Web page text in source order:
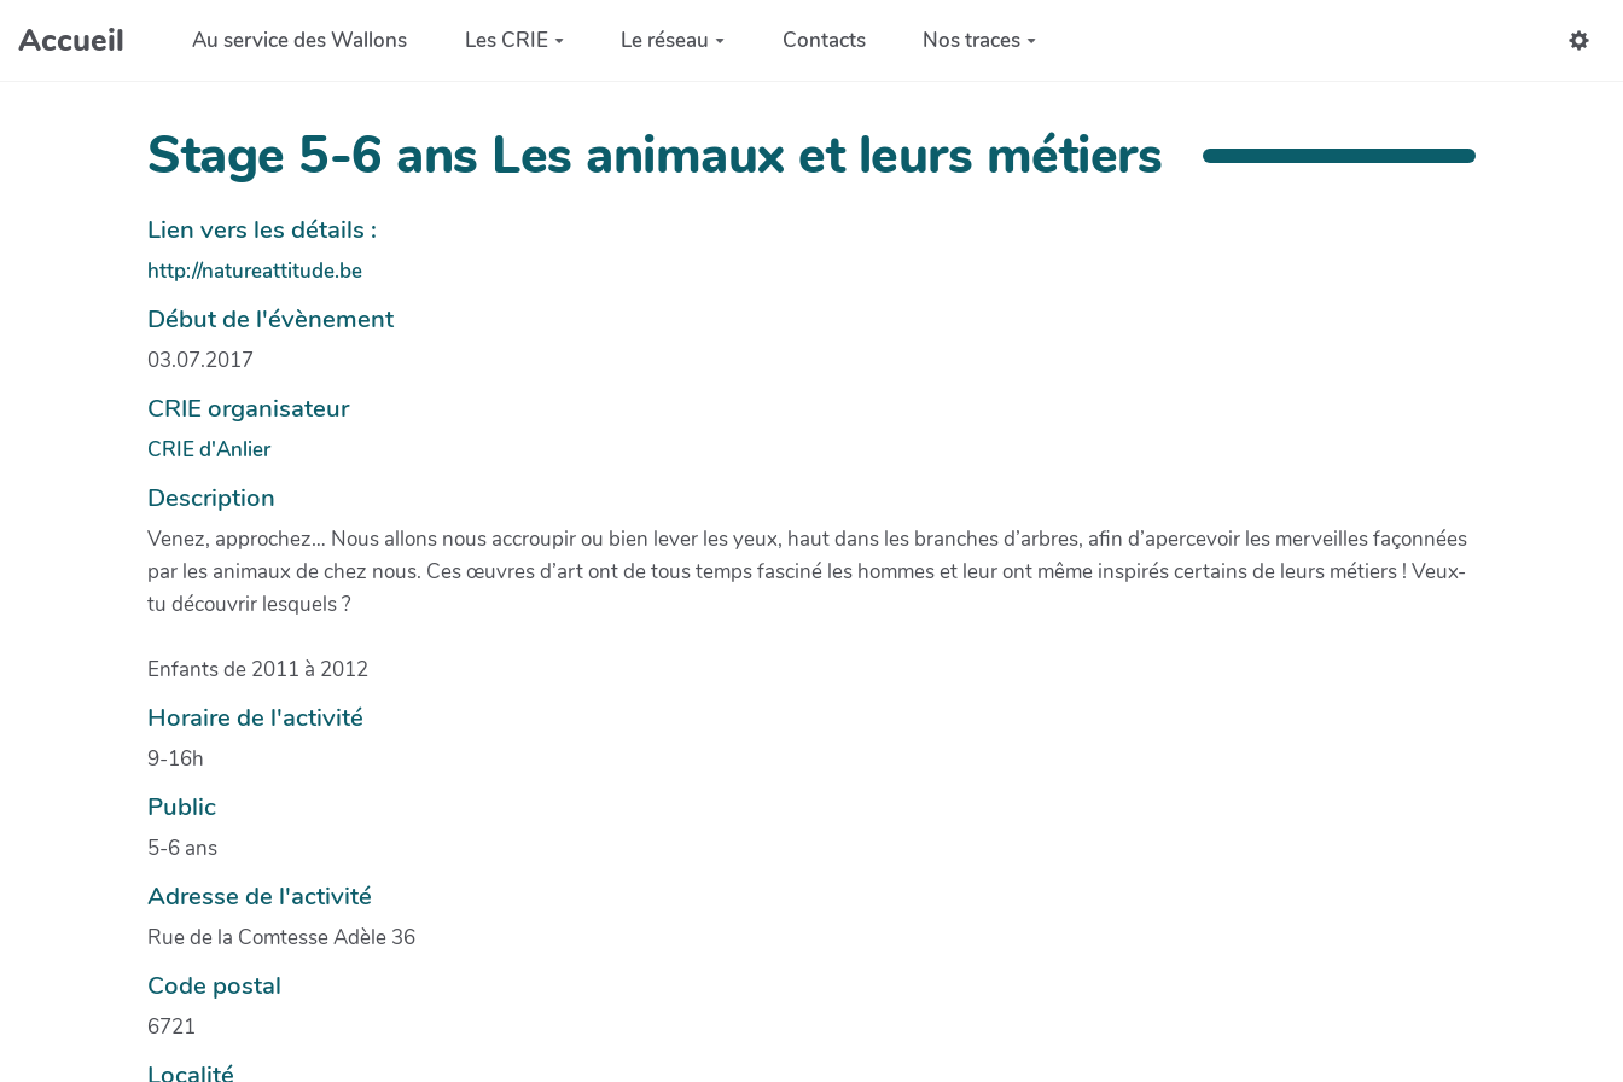
Aller au contenu principal
Accueil Au service des Wallons Les CRIE Le réseau Contacts Nos traces
Stage 5-6 ans Les animaux et leurs métiers
Lien vers les détails :
http://natureattitude.be
Début de l'évènement
03.07.2017
CRIE organisateur
CRIE d'Anlier
Description
Venez, approchez… Nous allons nous accroupir ou bien lever les yeux, haut dans les branches d’arbres, afin d’apercevoir les merveilles façonnées
par les animaux de chez nous. Ces œuvres d’art ont de tous temps fasciné les hommes et leur ont même inspirés certains de leurs métiers ! Veux-
tu découvrir lesquels ?
Enfants de 2011 à 2012
Horaire de l'activité
9-16h
Public
5-6 ans
Adresse de l'activité
Rue de la Comtesse Adèle 36
Code postal
6721
Localité